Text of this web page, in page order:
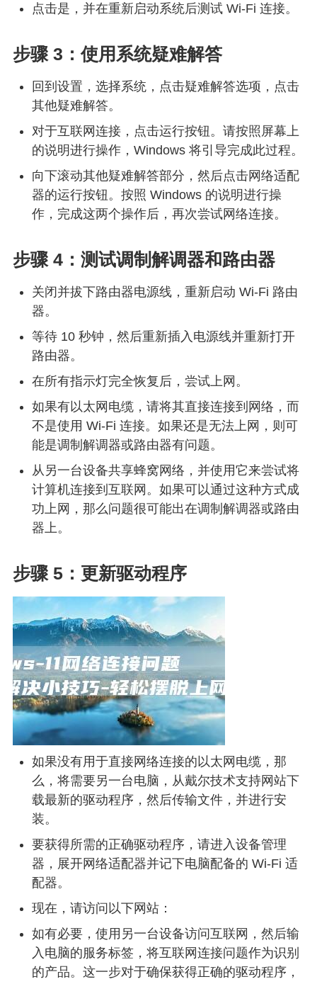
点击是，并在重新启动系统后测试 Wi-Fi 连接。
步骤 3：使用系统疑难解答
回到设置，选择系统，点击疑难解答选项，点击
其他疑难解答。
对于互联网连接，点击运行按钮。请按照屏幕上
的说明进行操作，Windows 将引导完成此过程。
向下滚动其他疑难解答部分，然后点击网络适配
器的运行按钮。按照 Windows 的说明进行操
作，完成这两个操作后，再次尝试网络连接。
步骤 4：测试调制解调器和路由器
关闭并拔下路由器电源线，重新启动 Wi-Fi 路由
器。
等待 10 秒钟，然后重新插入电源线并重新打开
路由器。
在所有指示灯完全恢复后，尝试上网。
如果有以太网电缆，请将其直接连接到网络，而
不是使用 Wi-Fi 连接。如果还是无法上网，则可
能是调制解调器或路由器有问题。
从另一台设备共享蜂窝网络，并使用它来尝试将
计算机连接到互联网。如果可以通过这种方式成
功上网，那么问题很可能出在调制解调器或路由
器上。
步骤 5：更新驱动程序
如果没有用于直接网络连接的以太网电缆，那
么，将需要另一台电脑，从戴尔技术支持网站下
载最新的驱动程序，然后传输文件，并进行安
装。
要获得所需的正确驱动程序，请进入设备管理
器，展开网络适配器并记下电脑配备的 Wi-Fi 适
配器。
现在，请访问以下网站：
如有必要，使用另一台设备访问互联网，然后输
入电脑的服务标签，将互联网连接问题作为识别
的产品。这一步对于确保获得正确的驱动程序，